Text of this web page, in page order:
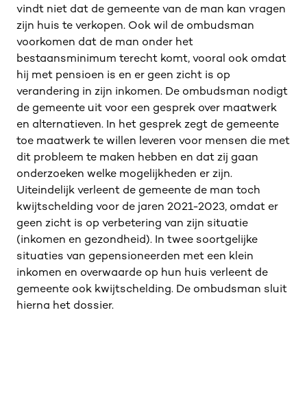
vindt niet dat de gemeente van de man kan vragen
zijn huis te verkopen. Ook wil de ombudsman
voorkomen dat de man onder het
bestaansminimum terecht komt, vooral ook omdat
hij met pensioen is en er geen zicht is op
verandering in zijn inkomen. De ombudsman nodigt
de gemeente uit voor een gesprek over maatwerk
en alternatieven. In het gesprek zegt de gemeente
toe maatwerk te willen leveren voor mensen die met
dit probleem te maken hebben en dat zij gaan
onderzoeken welke mogelijkheden er zijn.
Uiteindelijk verleent de gemeente de man toch
kwijtschelding voor de jaren 2021-2023, omdat er
geen zicht is op verbetering van zijn situatie
(inkomen en gezondheid). In twee soortgelijke
situaties van gepensioneerden met een klein
inkomen en overwaarde op hun huis verleent de
gemeente ook kwijtschelding. De ombudsman sluit
hierna het dossier.